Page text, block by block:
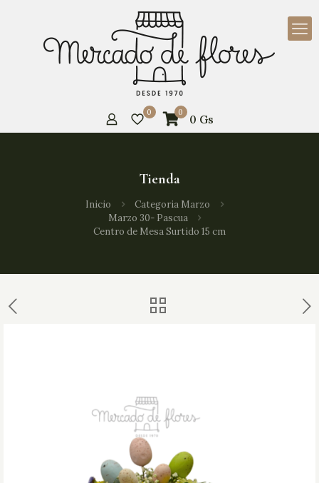
0 0 0 Gs
Tienda
Inicio
Categoria Marzo
Marzo 30- Pascua
Centro de Mesa Surtido 15 cm